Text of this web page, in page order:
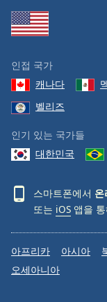
인접 국가
캐나다
벨리즈
인기 있는 국가들
대한민국
스마트폰에서 온
또는 iOS 앱을
아프리카 아시아
오세아니아